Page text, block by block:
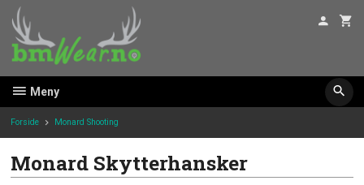
innholdet
Meny
Forside Monard Shooting
Monard Skytterhansker